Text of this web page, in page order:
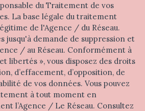
du Traitement de vos
La base légale du traitement
de l'Agence / du Réseau.
jusqu'à demande de suppression et
/ au Réseau. Conformément à
libertés », vous disposez des droits
d’effacement, d’opposition, de
de vos données. Vous pouvez
à tout moment en
l’Agence / Le Réseau. Consultez